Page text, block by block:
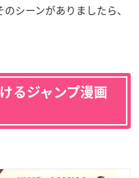
シーンがありましたら、
るジャンプ漫画